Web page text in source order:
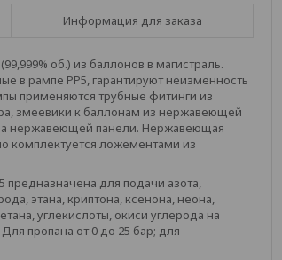
Информация для заказа
об.) из баллонов в магистраль.
в рампе РР5, гарантируют неизменность
применяются трубные фитинги из
змеевики к баллонам из нержавеющей
нержавеющей панели. Нержавеющая
комплектуется ложементами из
предназначена для подачи азота,
этана, криптона, ксенона, неона,
углекислоты, окиси углерода на
пропана от 0 до 25 бар; для